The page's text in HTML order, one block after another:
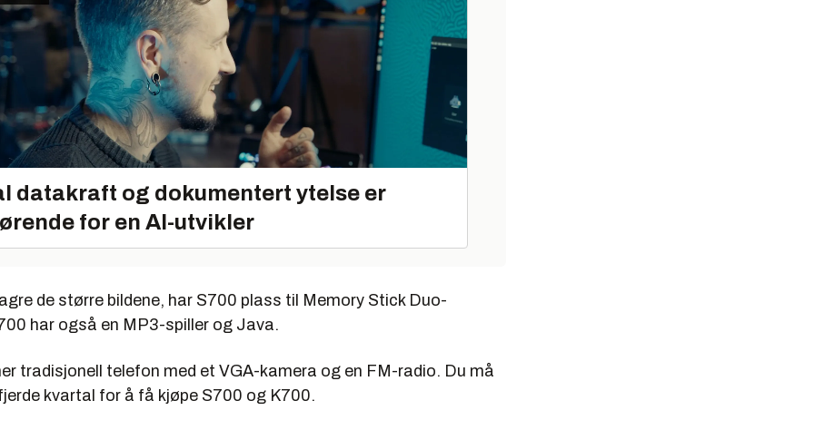
datakraft og dokumentert ytelse er
for en AI-utvikler
de større bildene, har S700 plass til Memory Stick Duo-
har også en MP3-spiller og Java.
tradisjonell telefon med et VGA-kamera og en FM-radio. Du må
kvartal for å få kjøpe S700 og K700.